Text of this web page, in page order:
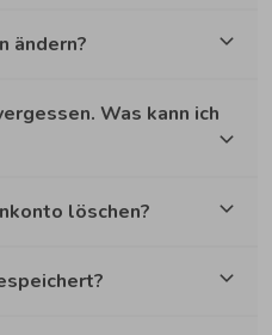
ändern?
Was kann ich
löschen?